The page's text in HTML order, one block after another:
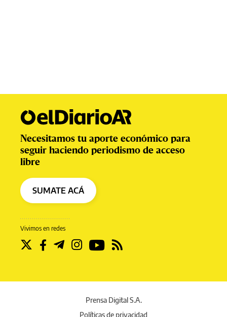
Vivimos en redes
Necesitamos tu aporte económico para
seguir haciendo periodismo de acceso
libre
SUMATE ACÁ
Prensa Digital S.A.
Políticas de privacidad